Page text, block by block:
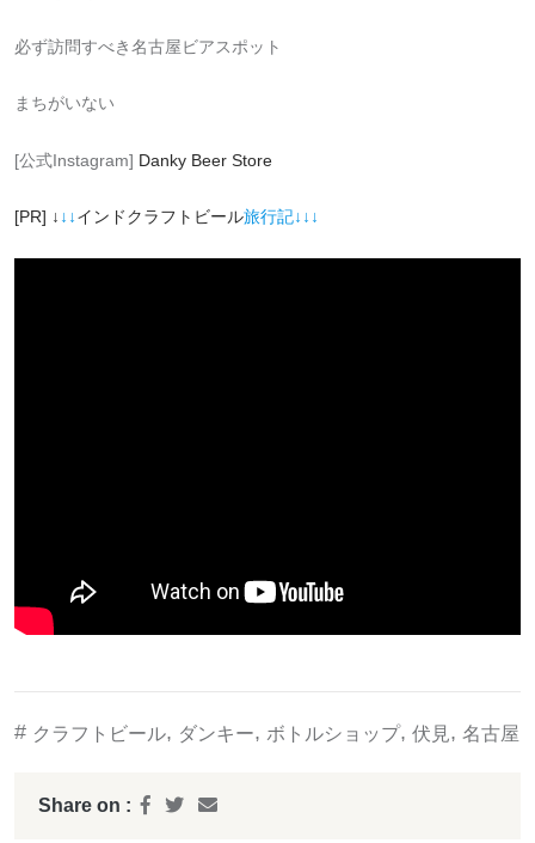
必ず訪問すべき名古屋ビアスポット
まちがいない
[公式Instagram] Danky Beer Store
[PR] ↓ ↓↓インドクラフトビール旅行記↓↓↓
# クラフトビール, ダンキー, ボトルショップ, 伏見, 名古屋
Share on :